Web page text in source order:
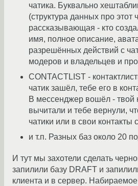
чатика. Буквально
(структура данных про этот
рассказывающая - кто
имя, полное описание,
разрешённых действий с
модеров и владельцев и
CONTACTLIST -
чатик зашёл, тебе его в
В мессенджер вошёл - твой
вычитали и тебе вернули,
чатики или в свои контакты
и т.п. Разных баз около 20
И тут мы захотели сделать
запилили базу DRAFT и
клиента и в сервер.